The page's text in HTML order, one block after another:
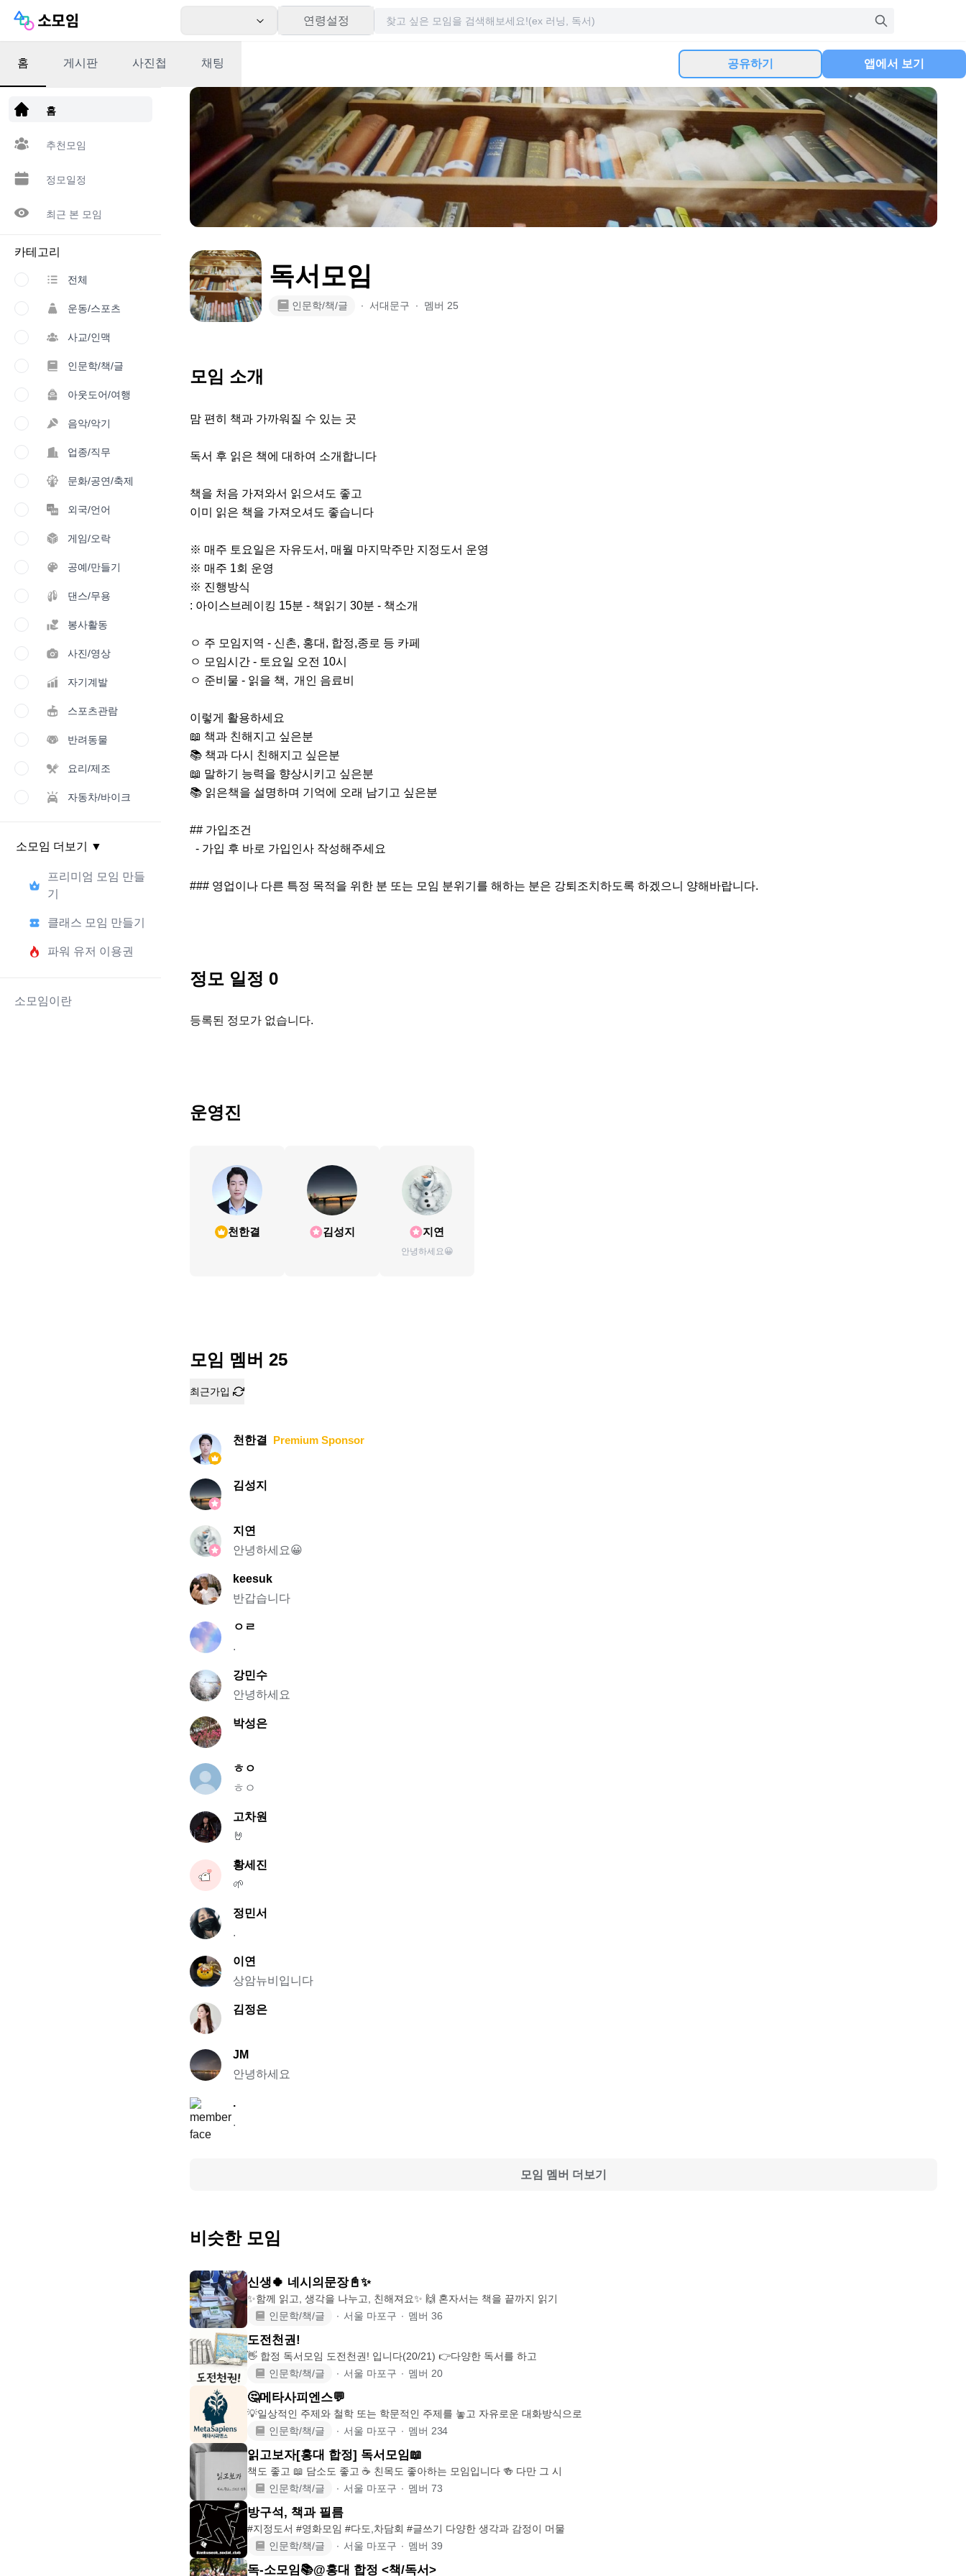
연령설정
앱 다운로드
홈
추천모임
정모일정
최근 본 모임
카테고리
전체
운동/스포츠
사교/인맥
인문학/책/글
아웃도어/여행
음악/악기
업종/직무
문화/공연/축제
외국/언어
게임/오락
공예/만들기
댄스/무용
봉사활동
사진/영상
자기계발
스포츠관람
반려동물
요리/제조
자동차/바이크
소모임 더보기 ▼
프리미엄 모임 만들
기
클래스 모임 만들기
파워 유저 이용권
소모임이란
홈 게시판 사진첩 채팅 공유하기 앱에서 보기
독서모임
인문학/책/글 ∙ 서대문구 ∙ 멤버 25
모임 소개
맘 편히 책과 가까워질 수 있는 곳
독서 후 읽은 책에 대하여 소개합니다
책을 처음 가져와서 읽으셔도 좋고
이미 읽은 책을 가져오셔도 좋습니다
※ 매주 토요일은 자유도서, 매월 마지막주만 지정도서 운영
※ 매주 1회 운영
※ 진행방식
: 아이스브레이킹 15분 - 책읽기 30분 - 책소개
ㅇ 주 모임지역 - 신촌, 홍대, 합정,종로 등 카페
ㅇ 모임시간 - 토요일 오전 10시
ㅇ 준비물 - 읽을 책,  개인 음료비
이렇게 활용하세요
📖 책과 친해지고 싶은분
📚 책과 다시 친해지고 싶은분
📖 말하기 능력을 향상시키고 싶은분
📚 읽은책을 설명하며 기억에 오래 남기고 싶은분
## 가입조건
### 영업이나 다른 특정 목적을 위한 분 또는 모임 분위기를 해하는 분은 강퇴조치하도록 하겠으니 양해바랍니다.
정모 일정 0
등록된 정모가 없습니다.
운영진
천한결 김성지 지연
안녕하세요😀
모임 멤버 25
최근가입
천한결 Premium Sponsor
김성지
지연
안녕하세요😀
keesuk
반갑습니다
ㅇㄹ
.
강민수
안녕하세요
박성은
ㅎㅇ
ㅎㅇ
고차원
🤘
황세진
🌱
정민서
.
이연
상암뉴비입니다
김정은
JM
안녕하세요
.
.
모임 멤버 더보기
비슷한 모임
신생🍀 네시의문장📓✨
✨함께 읽고, 생각을 나누고, 친해져요✨ 🙌 혼자서는 책을 끝까지 읽기
인문학/책/글
∙ 서울 마포구 ∙ 멤버 36
도전천권!
👋 합정 독서모임 도전천권! 입니다(20/21) 👉다양한 독서를 하고
인문학/책/글
∙ 서울 마포구 ∙ 멤버 20
🤔메타사피엔스💬
💡일상적인 주제와 철학 또는 학문적인 주제를 놓고 자유로운 대화방식으로
인문학/책/글
∙ 서울 마포구 ∙ 멤버 234
읽고보자[홍대 합정] 독서모임📖
책도 좋고 📖 담소도 좋고 ☕ 친목도 좋아하는 모임입니다 🍻 다만 그 시
인문학/책/글
∙ 서울 마포구 ∙ 멤버 73
방구석, 책과 필름
#지정도서 #영화모임 #다도,차담회 #글쓰기 다양한 생각과 감정이 머물
인문학/책/글
∙ 서울 마포구 ∙ 멤버 39
독-소모임📚@홍대 합정 <책/독서>